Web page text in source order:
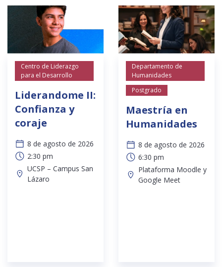
Centro de Liderazgo
para el Desarrollo
Liderandome II:
Confianza y
coraje
8 de agosto de 2026
2:30 pm
UCSP – Campus San
Lázaro
Departamento de
Humanidades
Postgrado
Maestría en
Humanidades
8 de agosto de 2026
6:30 pm
Plataforma Moodle y
Google Meet